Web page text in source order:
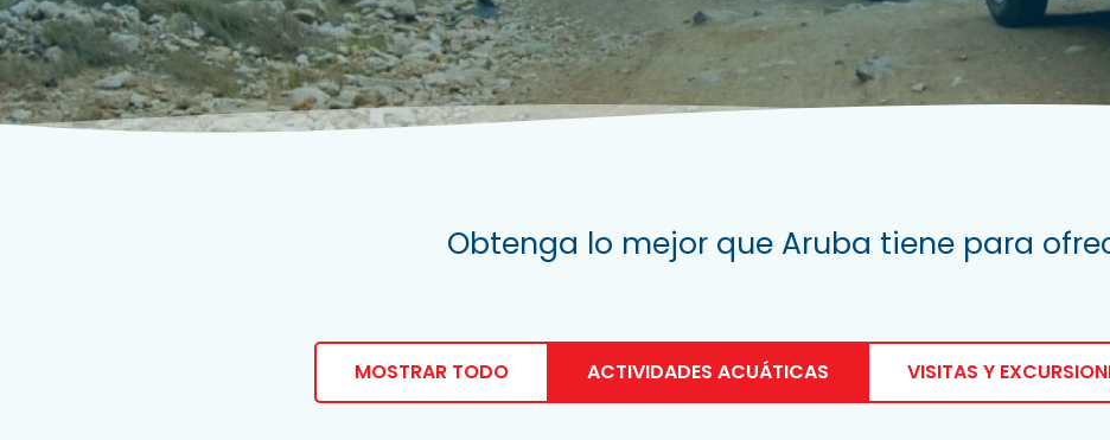
Obtenga lo mejor que Aruba tiene para
MOSTRAR TODO ACTIVIDADES ACUÁTICAS VISITAS Y